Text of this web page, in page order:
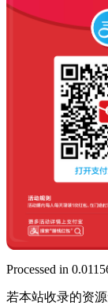
Processed in
若本站收录的资